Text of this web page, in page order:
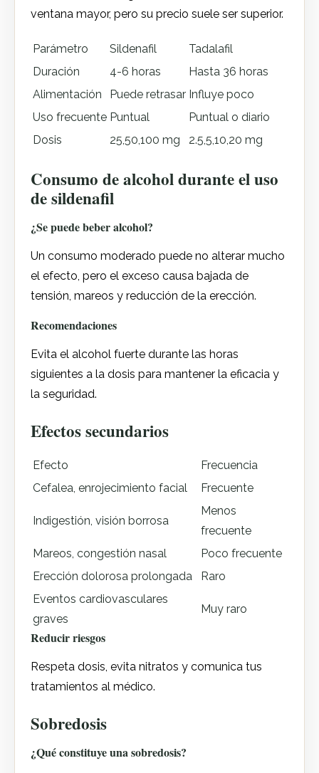
ventana mayor, pero su precio suele ser superior.
Parámetro Sildenafil
Tadalafil
Duración
4-6 horas
Hasta 36 horas
Alimentación
Puede retrasar Influye poco
Uso frecuente Puntual
Puntual o diario
Dosis
25,50,100 mg 2.5,5,10,20 mg
Consumo de alcohol durante el uso
de sildenafil
¿Se puede beber alcohol?
Un consumo moderado puede no alterar mucho
el efecto, pero el exceso causa bajada de
tensión, mareos y reducción de la erección.
Recomendaciones
Evita el alcohol fuerte durante las horas
siguientes a la dosis para mantener la eficacia y
la seguridad.
Efectos secundarios
Efecto
Frecuencia
Cefalea, enrojecimiento facial
Frecuente
Indigestión, visión borrosa
Menos
frecuente
Mareos, congestión nasal
Poco frecuente
Erección dolorosa prolongada
Raro
Eventos cardiovasculares
graves
Muy raro
Reducir riesgos
Respeta dosis, evita nitratos y comunica tus
tratamientos al médico.
Sobredosis
¿Qué constituye una sobredosis?